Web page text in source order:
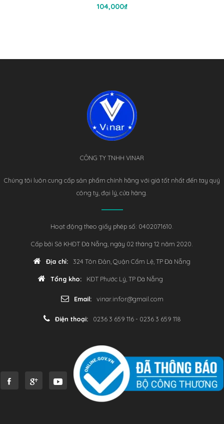
104,000₫
Thêm Vào Giỏ Hàng
CÔNG TY TNHH VINAR
Chúng tôi luôn cung cấp sản phẩm chính hãng với giá tốt nhất đến tay quý
công ty, đại lý, cửa hàng.
Hoạt động theo giấy phép số: 0402071610.
Cấp bởi Sở KHĐT Đà Nẵng, ngày 02 tháng 12 năm 2020.
Địa chỉ: 324 Tôn Đản, Quận Cẩm Lệ, TP Đà Nẵng
Tổng kho: KĐT Phước Lý, TP Đà Nẵng
Email: vinar.infor@gmail.com
Điện thoại: 0236 3 659 116 - 0236 3 659 118